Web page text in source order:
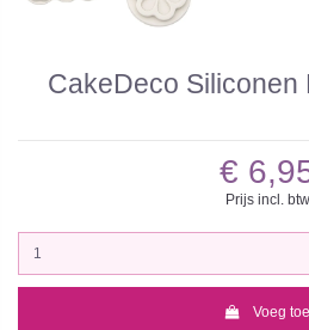
CakeDeco Siliconen
€
Prijs incl. btw
Voeg toe